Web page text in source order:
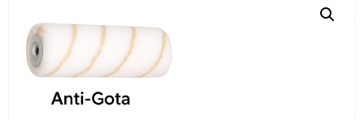
Recrutamento
Contactos